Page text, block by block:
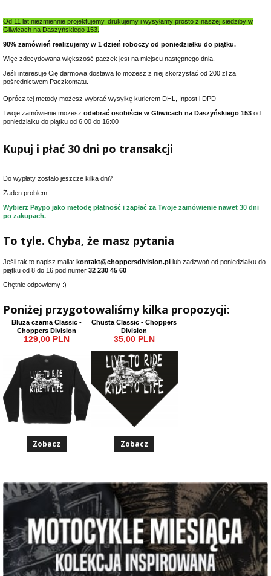
Od 11 lat niezmiennie projektujemy, drukujemy i wysyłamy prosto z naszej siedziby w
Gliwicach na Daszyńskiego 153.
90% zamówień realizujemy w 1 dzień roboczy od poniedziałku do piątku.
Więc zdecydowana większość paczek jest na miejscu następnego dnia.
Jeśli interesuje Cię darmowa dostawa to możesz z niej skorzystać od 200 zł za
pośrednictwem Paczkomatu.
Oprócz tej metody możesz wybrać wysyłkę kurierem DHL, Inpost i DPD
Twoje zamówienie możesz odebrać osobiście w Gliwicach na Daszyńskiego 153 od
poniedziałku do piątku od 6:00 do 16:00
Kupuj i płać 30 dni po transakcji
Do wypłaty zostało jeszcze kilka dni?
Żaden problem.
Wybierz Paypo jako metodę płatność i zapłać za Twoje zamówienie nawet 30 dni
po zakupach.
To tyle. Chyba, że masz pytania
Jeśli tak to napisz maila: kontakt@choppersdivision.pl lub zadzwoń od poniedziałku do
piątku od 8 do 16 pod numer 32 230 45 60
Chętnie odpowiemy :)
Poniżej przygotowaliśmy kilka propozycji:
Bluza czarna Classic -
Choppers Division
129,00 PLN
Zobacz
Chusta Classic - Choppers
Division
35,00 PLN
Zobacz